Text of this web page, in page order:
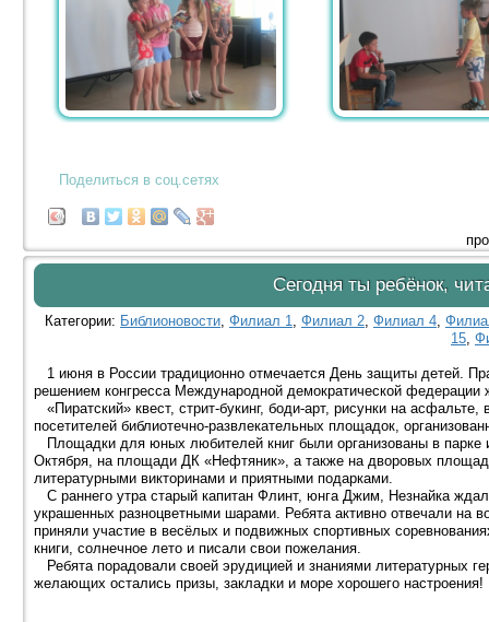
Поделиться в соц.сетях
Сегодня ты ребёнок,
Категории: Библионовости ,Филиал 1 ,Филиал 2 ,Филиал 4 ,
15 ,
1 июня в России традиционно отмечается День защиты детей.
решением конгресса Международной демократической
«Пиратский» квест, стрит-букинг, боди-арт, рисунки на
посетителей библиотечно-развлекательных площадок,
Площадки для юных любителей книг были организованы в
Октября, на площади ДК «Нефтяник», а также на дворовых
литературными викторинами и приятными подарками.
С раннего утра старый капитан Флинт, юнга Джим, Незнайка
украшенных разноцветными шарами. Ребята активно отвечали на
приняли участие в весёлых и подвижных спортивных
книги, солнечное лето и писали свои пожелания.
Ребята порадовали своей эрудицией и знаниями литературных
желающих остались призы, закладки и море хорошего настроения!